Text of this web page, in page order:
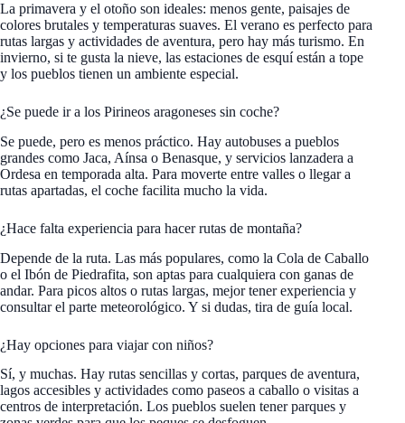
La primavera y el otoño son ideales: menos gente, paisajes de
colores brutales y temperaturas suaves. El verano es perfecto para
rutas largas y actividades de aventura, pero hay más turismo. En
invierno, si te gusta la nieve, las estaciones de esquí están a tope
y los pueblos tienen un ambiente especial.
¿Se puede ir a los Pirineos aragoneses sin coche?
Se puede, pero es menos práctico. Hay autobuses a pueblos
grandes como Jaca, Aínsa o Benasque, y servicios lanzadera a
Ordesa en temporada alta. Para moverte entre valles o llegar a
rutas apartadas, el coche facilita mucho la vida.
¿Hace falta experiencia para hacer rutas de montaña?
Depende de la ruta. Las más populares, como la Cola de Caballo
o el Ibón de Piedrafita, son aptas para cualquiera con ganas de
andar. Para picos altos o rutas largas, mejor tener experiencia y
consultar el parte meteorológico. Y si dudas, tira de guía local.
¿Hay opciones para viajar con niños?
Sí, y muchas. Hay rutas sencillas y cortas, parques de aventura,
lagos accesibles y actividades como paseos a caballo o visitas a
centros de interpretación. Los pueblos suelen tener parques y